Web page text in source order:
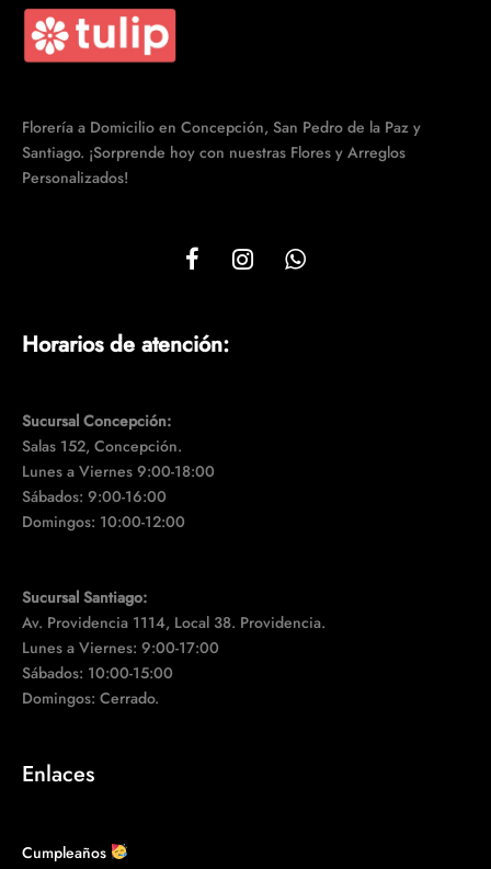
Florería a Domicilio en Concepción, San Pedro de la Paz y
Santiago. ¡Sorprende hoy con nuestras Flores y Arreglos
Personalizados!
Horarios de atención:
Sucursal Concepción:
Salas 152, Concepción.
Lunes a Viernes 9:00-18:00
Sábados: 9:00-16:00
Domingos: 10:00-12:00
Sucursal Santiago:
Av. Providencia 1114, Local 38. Providencia.
Lunes a Viernes: 9:00-17:00
Sábados: 10:00-15:00
Domingos: Cerrado.
Enlaces
Cumpleaños